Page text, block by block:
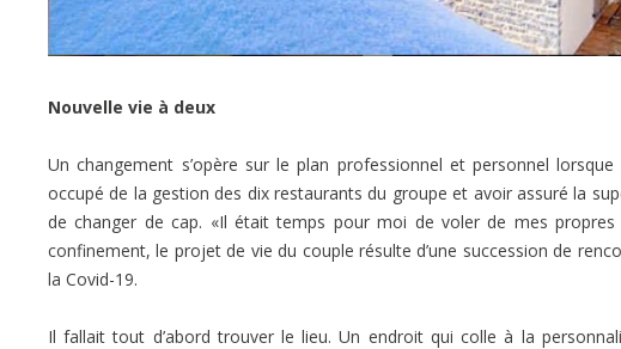
Nouvelle vie à deux
Un changement s’opère sur le plan professionnel et personnel
occupé de la gestion des dix restaurants du groupe et avoir assuré la
de changer de cap. «Il était temps pour moi de voler de mes
confinement, le projet de vie du couple résulte d’une succession de
la Covid-19.
Il fallait tout d’abord trouver le lieu. Un endroit qui colle à la